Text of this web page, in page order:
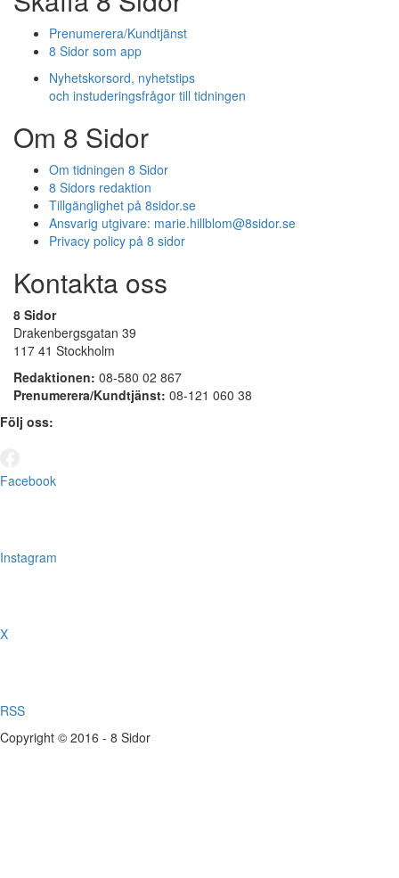
Prenumerera/Kundtjänst
8 Sidor som app
Nyhetskorsord, nyhetstips
och instuderingsfrågor till tidningen
Om 8 Sidor
Om tidningen 8 Sidor
8 Sidors redaktion
Tillgänglighet på 8sidor.se
Ansvarig utgivare: marie.hillblom@8sidor.se
Privacy policy på 8 sidor
Kontakta oss
8 Sidor
Drakenbergsgatan 39
117 41 Stockholm
Redaktionen: 08-580 02 867
Prenumerera/Kundtjänst: 08-121 060 38
Följ oss:
Facebook
Instagram
X
RSS
Copyright © 2016 - 8 Sidor